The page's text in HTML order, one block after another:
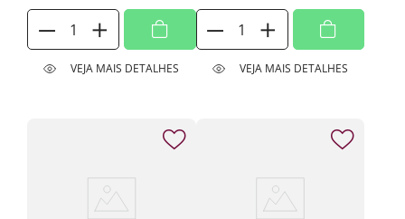
VEJA MAIS DETALHES VEJA MAIS DETALHES